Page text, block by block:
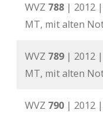
WVZ 788 | 2012 |
MT, mit alten
WVZ 789 | 2012 |
MT, mit alten
WVZ 790 | 2012